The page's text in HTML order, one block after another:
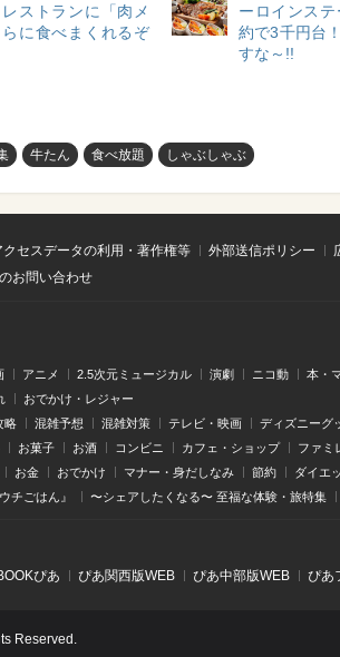
ストランに「肉メ
に食べまくれるぞ
ーロインス
約で3千円台
すな～!!
牛たん 食べ放題 しゃぶしゃぶ
クセスデータの利用・著作権等 外部送信ポリシー
お問い合わせ
アニメ 2.5次元ミュージカル 演劇 ニコ動 本・
おでかけ・レジャー
略 混雑予想 混雑対策 テレビ・映画 ディズニーグ
お菓子 お酒 コンビニ カフェ・ショップ ファミ
お金 おでかけ マナー・身だしなみ 節約 ダイエ
チごはん』 〜シェアしたくなる〜 至福な体験・旅特集
ぴあ ぴあ関⻄版WEB ぴあ中部版WEB ぴあ
Reserved.